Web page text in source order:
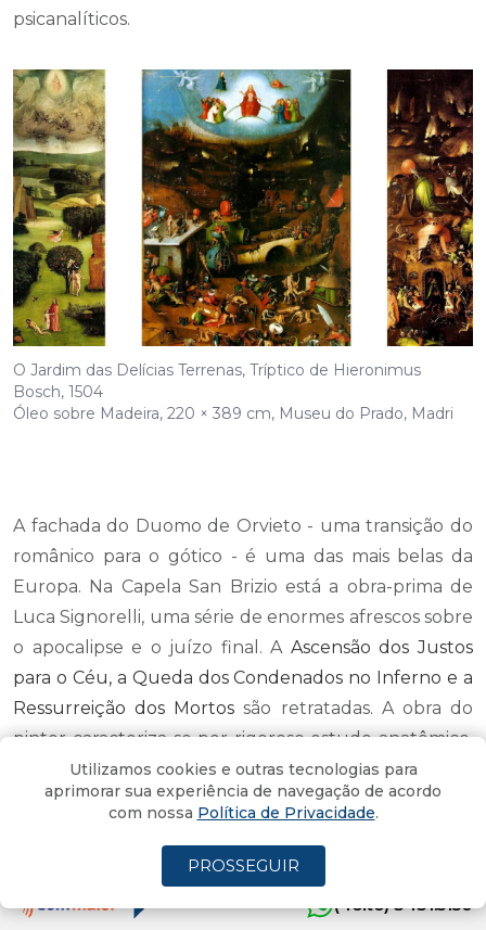
psicanalíticos.
O Jardim das Delícias Terrenas, Tríptico de Hieronimus
Bosch, 1504
Óleo sobre Madeira, 220 × 389 cm, Museu do Prado, Madri
A fachada do Duomo de Orvieto - uma transição do
românico para o gótico - é uma das mais belas da
Europa. Na Capela San Brizio está a obra-prima de
Luca Signorelli, uma série de enormes afrescos sobre
o apocalipse e o juízo final . A Ascensão dos Justos
para o Céu, a Queda dos Condenados no Inferno e a
Ressurreição dos Mortos são retratadas. A obra do
pintor caracteriza-se por rigoroso estudo anatômico,
enfatizando os nus e dando realce à musculatura.
Sua precisão certamente revela dissecções em
da decoração das paredes laterais da Capela Sistina
juntamente com Botticelli, Perugino, Ghirlandaio,
Pinturucchio e Rosselli, contratados pelo papa Sisto
(4oito) 3431.5150
Utilizamos cookies e outras tecnologias para
aprimorar sua experiência de navegação de acordo
com nossa Política de Privacidade.
PROSSEGUIR